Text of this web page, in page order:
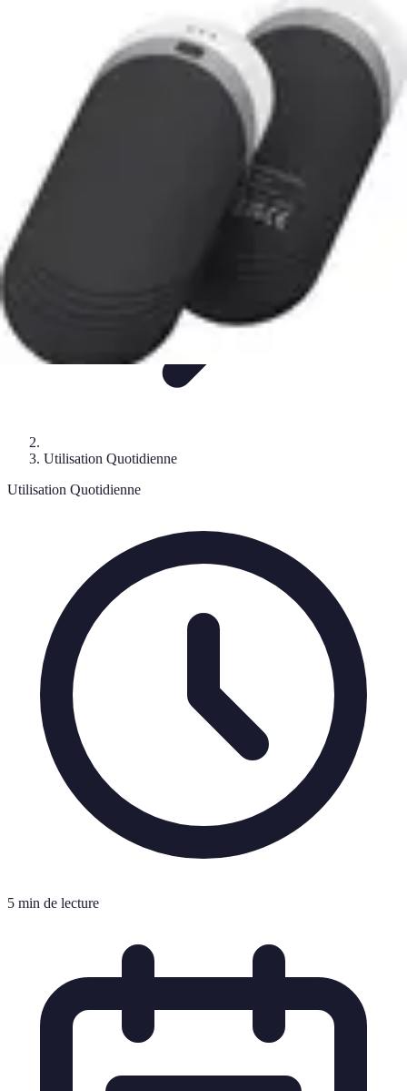
Astuces et ConseilsTutorial Utilisation de l'IAInformatif
Guide Utilisation IA
Utilisation Quotidienne
Utilisation Quotidienne
5 min de lecture